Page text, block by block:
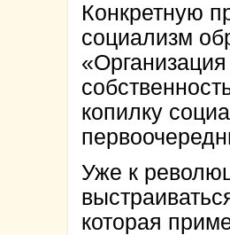
Конкретную
социализм
копилку
Уже к
которая